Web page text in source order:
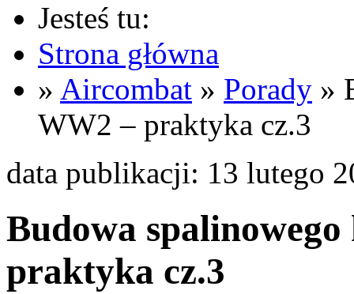
Jesteś tu:
Strona główna
» Aircombat » Porady »
WW2 – praktyka cz.3
data publikacji: 13 lutego
Budowa
praktyka cz.3